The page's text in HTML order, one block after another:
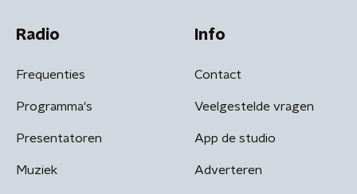
Radio
Frequenties
Programma's
Presentatoren
Muziek
Info
Contact
Veelgestelde vragen
App de studio
Adverteren